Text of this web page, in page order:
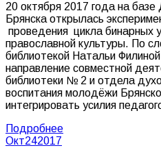
20 октября 2017 года на
Брянска открылась
проведения цикла бинарных
православной культуры. По
библиотекой Натальи
направление совместной
библиотеки № 2 и отдела
воспитания молодёжи
интегрировать усилия
Подробнее
Окт242017